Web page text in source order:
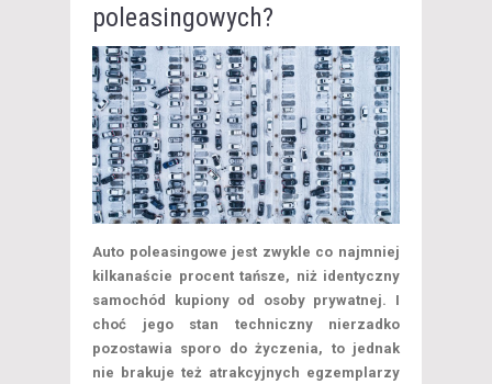
poleasingowych?
Auto poleasingowe jest zwykle co najmniej
kilkanaście procent tańsze, niż identyczny
samochód kupiony od osoby prywatnej. I
choć jego stan techniczny nierzadko
pozostawia sporo do życzenia, to jednak
nie brakuje też atrakcyjnych egzemplarzy